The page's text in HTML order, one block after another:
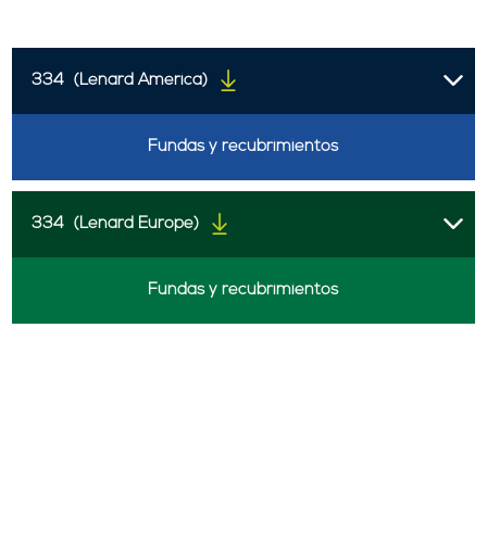
334 (Lenard America)
Fundas y recubrimientos
334 (Lenard Europe)
Fundas y recubrimientos